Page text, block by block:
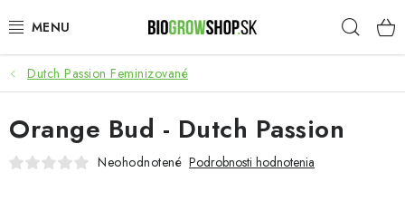
na
PESTOVANIE
HEADSHOP
SEMENÁ
Dutch Passion Feminizované
Orange Bud - Dutch Passion
Neohodnotené Podrobnosti hodnotenia